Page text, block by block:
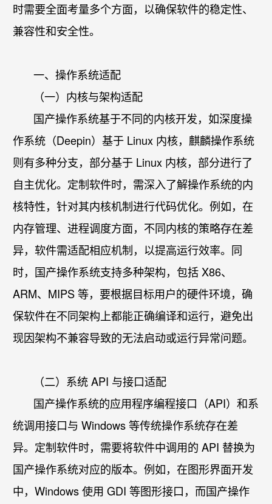
时需要全面考量多个方面，以确保软件的稳定性、
兼容性和安全性。
一、操作系统适配
（一）内核与架构适配
国产操作系统基于不同的内核开发，如深度操
作系统（Deepin）基于 Linux 内核，麒麟操作系统
则有多种分支，部分基于 Linux 内核，部分进行了
自主优化。 定制软件时，需深入了解操作系统的内
核特性，针对其内核机制进行代码优化。例如，在
内存管理、进程调度方面，不同内核的策略存在差
异，软件需适配相应机制，以提高运行效率。同
时，国产操作系统支持多种架构，包括 X86、
ARM、MIPS 等，要根据目标用户的硬件环境，确
保软件在不同架构上都能正确编译和运行，避免出
现因架构不兼容导致的无法启动或运行异常问题。
（二）系统 API 与接口适配
国产操作系统的应用程序编程接口（API）和系
统调用接口与 Windows 等传统操作系统存在差
异。定制软件时，需要将软件中调用的 API 替换为
国产操作系统对应的版本。例如，在图形界面开发
中，Windows 使用 GDI 等图形接口，而国产操作